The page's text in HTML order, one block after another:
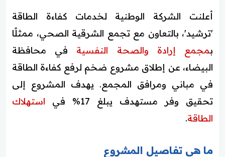
أعلنت الشركة الوطنية لخدمات كفاءة الطاقة
'ترشيد'، بالتعاون مع تجمع الشرقية الصحي، ممثلًا
بمجمع إرادة والصحة النفسية في محافظة
البيضاء، عن إطلاق مشروع ضخم لرفع كفاءة الطاقة
في مباني ومرافق المجمع. يهدف المشروع إلى
تحقيق وفر مستهدف يبلغ 17% في
استهلاك
الطاقة.
ما هي تفاصيل المشروع